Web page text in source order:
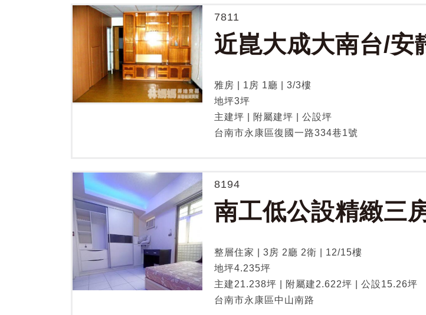
7811
近崑大成大南台/安
雅房 | 1房 1廳 | 3/3樓
地坪3坪
主建坪 | 附屬建坪 | 公設坪
台南市永康區復國一路334巷1號
8194
南工低公設精緻三
整層住家 | 3房 2廳 2衛 | 12/15樓
地坪4.235坪
主建21.238坪 | 附屬建2.622坪 | 公設15.26坪
台南市永康區中山南路